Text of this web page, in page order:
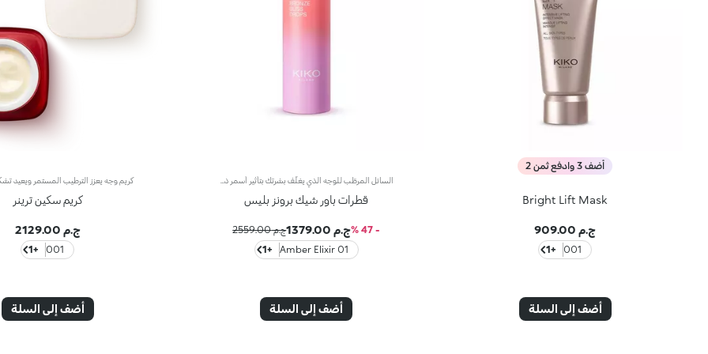
أضف 3 وادفع ثمن 2
Bright Lift Mask
ج.م 909.00
001
+1
أضف إلى السلة
قطرات باور شيك برونز بليس
- 47 % ج.م 1379.00
ج.م 2559.00
01 Amber Elixir
+1
أضف إلى السلة
كريم سكين ترينر
ج.م 2129.00
001
+1
أضف إلى السلة